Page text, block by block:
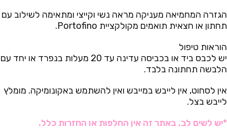
הגזרה המחמיאה מעניקה מראה נשי וקייצי ומתאימה לשילוב עם
תחתון או חצאית תואמים מקולקציית Portofino.
הוראות טיפול
יש לכבס ביד או בכביסה עדינה עד 20 מעלות בנפרד או יחד עם
הלבשה תחתונה בלבד.
אין לסחוט, אין לייבש במייבש ואין להשתמש באקונומיקה. מומלץ
לייבש בצל.
*יש לשים לב, באתר זה אין החלפות או החזרות כלל.